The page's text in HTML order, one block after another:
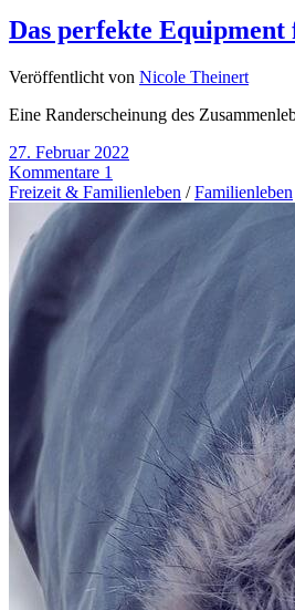
Das perfekte
Veröffentlicht von Nicole Theinert
Eine Randerscheinung des
27. Februar 2022
Kommentare 1
Freizeit & Familienleben /Familienleben